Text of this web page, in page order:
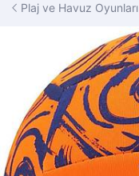
Plaj ve Havuz Oyunları